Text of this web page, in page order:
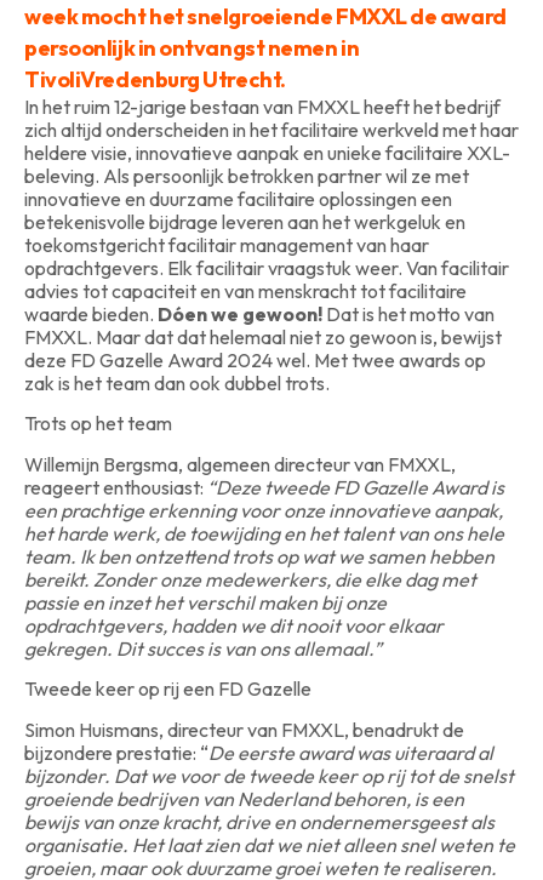
week mocht het snelgroeiende FMXXL de award
persoonlijk in ontvangst nemen in
TivoliVredenburg Utrecht.
In het ruim 12-jarige bestaan van FMXXL heeft het bedrijf
zich altijd onderscheiden in het facilitaire werkveld met haar
heldere visie, innovatieve aanpak en unieke facilitaire XXL-
beleving. Als persoonlijk betrokken partner wil ze met
innovatieve en duurzame facilitaire oplossingen een
betekenisvolle bijdrage leveren aan het werkgeluk en
toekomstgericht facilitair management van haar
opdrachtgevers. Elk facilitair vraagstuk weer. Van facilitair
advies tot capaciteit en van menskracht tot facilitaire
waarde bieden. Dóen we gewoon! Dat is het motto van
FMXXL. Maar dat dat helemaal niet zo gewoon is, bewijst
deze FD Gazelle Award 2024 wel. Met twee awards op
zak is het team dan ook dubbel trots.
Trots op het team
Willemijn Bergsma, algemeen directeur van FMXXL,
reageert enthousiast: “Deze tweede FD Gazelle Award is
een prachtige erkenning voor onze innovatieve aanpak,
het harde werk, de toewijding en het talent van ons hele
team. Ik ben ontzettend trots op wat we samen hebben
bereikt. Zonder onze medewerkers, die elke dag met
passie en inzet het verschil maken bij onze
opdrachtgevers, hadden we dit nooit voor elkaar
gekregen. Dit succes is van ons allemaal.”
Tweede keer op rij een FD Gazelle
Simon Huismans, directeur van FMXXL, benadrukt de
bijzondere prestatie: “De eerste award was uiteraard al
bijzonder. Dat we voor de tweede keer op rij tot de snelst
groeiende bedrijven van Nederland behoren, is een
bewijs van onze kracht, drive en ondernemersgeest als
organisatie. Het laat zien dat we niet alleen snel weten te
groeien, maar ook duurzame groei weten te realiseren.